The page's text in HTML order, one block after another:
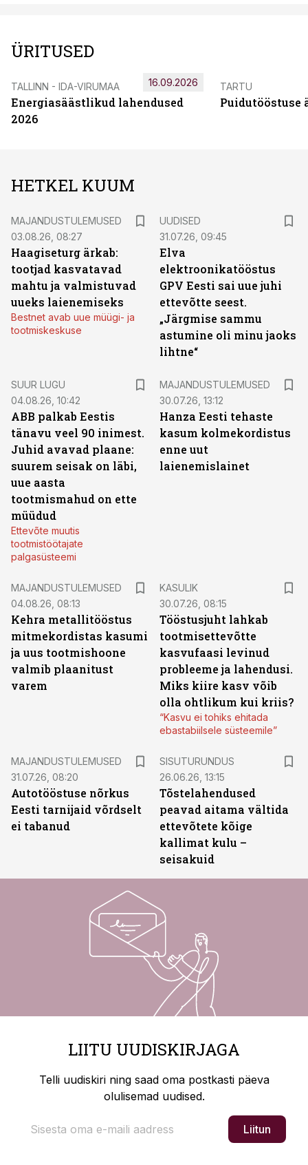
ÜRITUSED
TALLINN - IDA-VIRUMAA
Energiasäästlikud lahendused
2026
16.09.2026 TARTU
Puidutööstuse
HETKEL KUUM
MAJANDUSTULEMUSED
03.08.26, 08:27
Haagiseturg ärkab:
tootjad kasvatavad
mahtu ja valmistuvad
uueks laienemiseks
Bestnet avab uue müügi- ja
tootmiskeskuse
UUDISED
31.07.26, 09:45
Elva
elektroonikatööstus
GPV Eesti sai uue juhi
ettevõtte seest.
„Järgmise sammu
astumine oli minu jaoks
lihtne“
SUUR LUGU
04.08.26, 10:42
ABB palkab Eestis
tänavu veel 90 inimest.
Juhid avavad plaane:
suurem seisak on läbi,
uue aasta
tootmismahud on ette
müüdud
Ettevõte muutis
tootmistöötajate
palgasüsteemi
MAJANDUSTULEMUSED
30.07.26, 13:12
Hanza Eesti tehaste
kasum kolmekordistus
enne uut
laienemislainet
MAJANDUSTULEMUSED
04.08.26, 08:13
Kehra metallitööstus
mitmekordistas kasumi
ja uus tootmishoone
valmib plaanitust
varem
KASULIK
30.07.26, 08:15
Tööstusjuht lahkab
tootmisettevõtte
kasvufaasi levinud
probleeme ja lahendusi.
Miks kiire kasv võib
olla ohtlikum kui kriis?
“Kasvu ei tohiks ehitada
ebastabiilsele süsteemile”
MAJANDUSTULEMUSED
31.07.26, 08:20
Autotööstuse nõrkus
Eesti tarnijaid võrdselt
ei tabanud
SISUTURUNDUS
26.06.26, 13:15
Tõstelahendused
peavad aitama vältida
ettevõtete kõige
kallimat kulu –
seisakuid
LIITU UUDISKIRJAGA
Telli uudiskiri ning saad oma postkasti päeva
olulisemad uudised.
Liitun